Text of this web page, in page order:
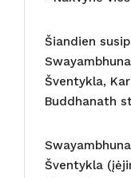
Šiandien
Šventykla,
Buddhanath
Šventykla